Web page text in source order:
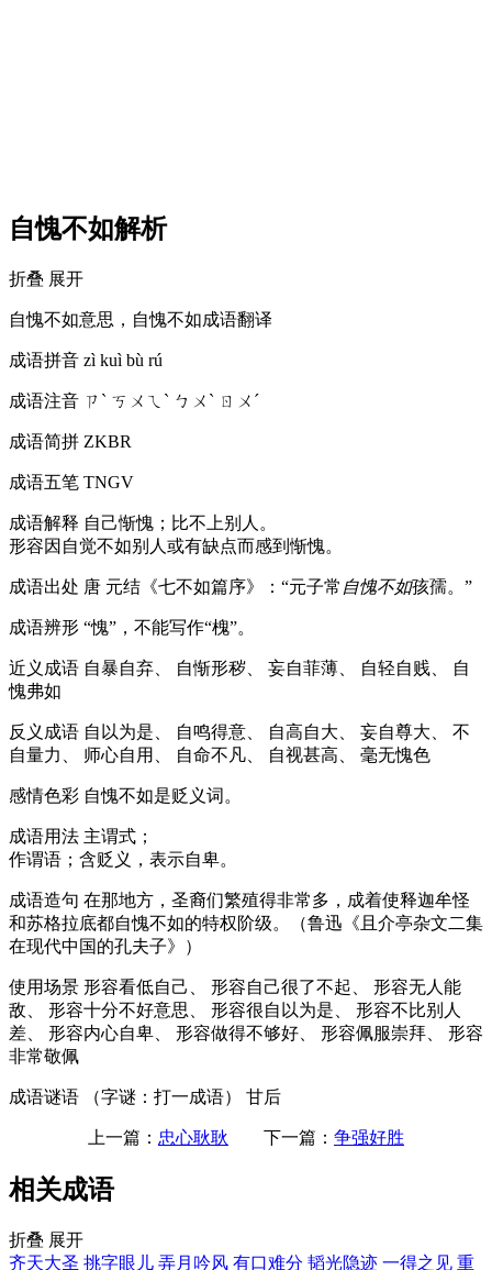
自愧不如解析
折叠 展开
自愧不如意思，自愧不如成语翻译
成语拼音 zì kuì bù rú
成语注音 ㄗˋ ㄎㄨㄟˋ ㄅㄨˋ ㄖㄨˊ
成语简拼 ZKBR
成语五笔 TNGV
成语解释 自己惭愧；比不上别人。
形容因自觉不如别人或有缺点而感到惭愧。
成语出处 唐 元结《七不如篇序》：“元子常 自愧不如孩孺。”
成语辨形 “愧”，不能写作“槐”。
近义成语 自暴自弃、 自惭形秽、 妄自菲薄、 自轻自贱、 自
愧弗如
反义成语 自以为是、 自鸣得意、 自高自大、 妄自尊大、 不
自量力、 师心自用、 自命不凡、 自视甚高、 毫无愧色
感情色彩 自愧不如是贬义词。
成语用法 主谓式；
作谓语；含贬义，表示自卑。
成语造句 在那地方，圣裔们繁殖得非常多，成着使释迦牟怪
和苏格拉底都自愧不如的特权阶级。（鲁迅《且介亭杂文二集
在现代中国的孔夫子》）
使用场景 形容看低自己、 形容自己很了不起、 形容无人能
敌、 形容十分不好意思、 形容很自以为是、 形容不比别人
差、 形容内心自卑、 形容做得不够好、 形容佩服崇拜、 形容
非常敬佩
成语谜语 （字谜：打一成语） 甘后
上一篇： 忠心耿耿 下一篇： 争强好胜
相关成语
折叠 展开
齐天大圣 挑字眼儿 弄月吟风 有口难分 韬光隐迹 一得之见 重